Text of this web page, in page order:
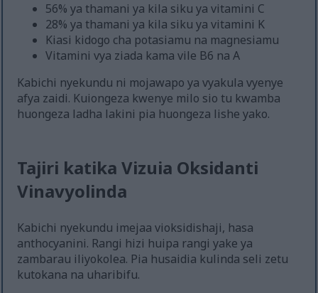
56% ya thamani ya kila siku ya vitamini C
28% ya thamani ya kila siku ya vitamini K
Kiasi kidogo cha potasiamu na magnesiamu
Vitamini vya ziada kama vile B6 na A
Kabichi nyekundu ni mojawapo ya vyakula vyenye
afya zaidi. Kuiongeza kwenye milo sio tu kwamba
huongeza ladha lakini pia huongeza lishe yako.
Tajiri katika Vizuia Oksidanti
Vinavyolinda
Kabichi nyekundu imejaa vioksidishaji, hasa
anthocyanini. Rangi hizi huipa rangi yake ya
zambarau iliyokolea. Pia husaidia kulinda seli zetu
kutokana na uharibifu.